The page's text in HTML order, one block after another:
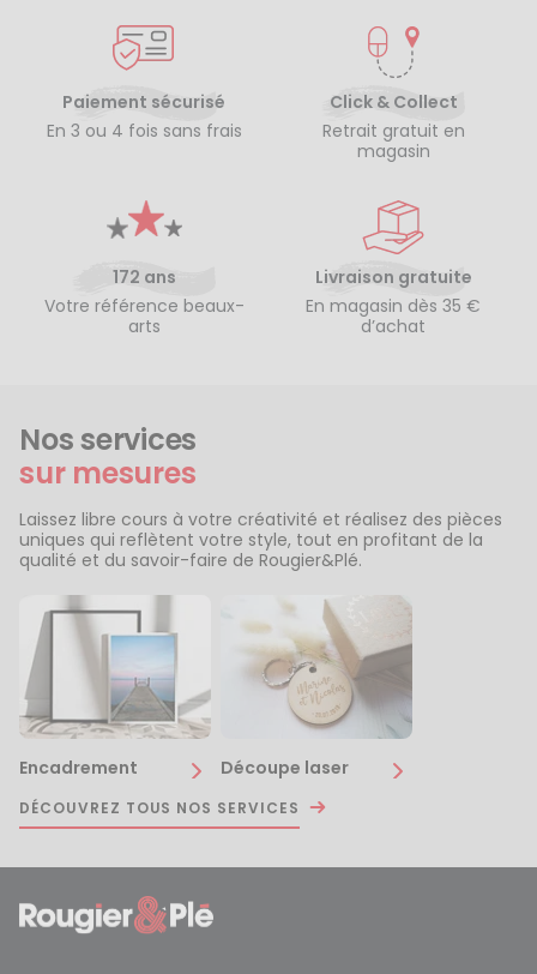
Paiement sécurisé
En 3 ou 4 fois sans frais
Click & Collect
Retrait gratuit en
magasin
172 ans
Votre référence beaux-
arts
Livraison gratuite
En magasin dès 35 €
d’achat
Nos services
sur mesures
Laissez libre cours à votre créativité et réalisez des pièces
uniques qui reflètent votre style, tout en profitant de la
qualité et du savoir-faire de Rougier&Plé.
Encadrement Découpe laser
DÉCOUVREZ TOUS NOS SERVICES